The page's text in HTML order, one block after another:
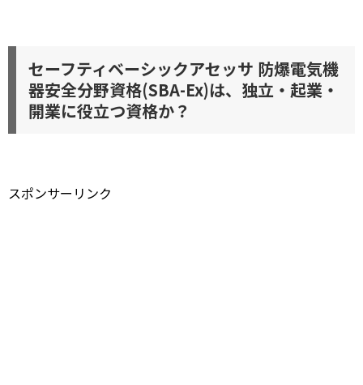
セーフティベーシックアセッサ 防爆電気機
器安全分野資格(SBA-Ex)は、独立・起業・
開業に役立つ資格か？
スポンサーリンク